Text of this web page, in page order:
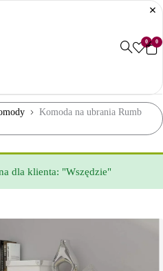
0 0
Komoda na ubrania Rumb
dla klienta: "Wszędzie"